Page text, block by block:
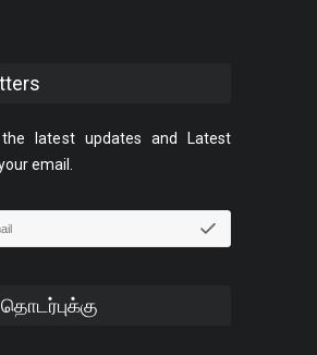
latest updates and Latest
email.